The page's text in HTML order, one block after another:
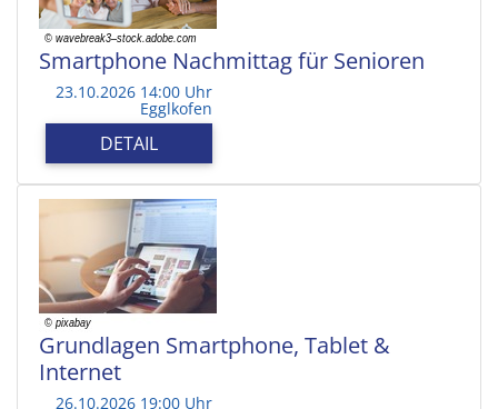
Smartphone Nachmittag für Senioren
23.10.2026 14:00 Uhr
Egglkofen
DETAIL
Grundlagen Smartphone, Tablet &
Internet
26.10.2026 19:00 Uhr